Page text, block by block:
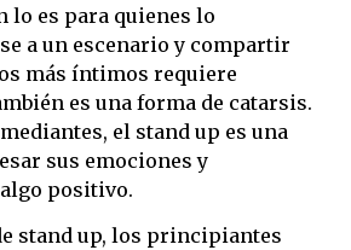
lo es para quienes lo
a un escenario y compartir
más íntimos requiere
es una forma de catarsis.
el stand up es una
sus emociones y
positivo.
stand up, los principiantes